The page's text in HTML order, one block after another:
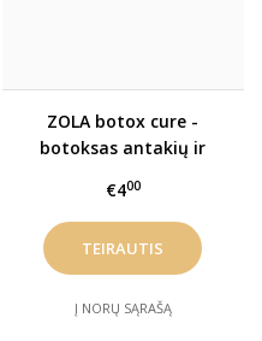
ZOLA botox cure -
botoksas antakių ir
€400
TEIRAUTIS
Į NORŲ SĄRAŠĄ